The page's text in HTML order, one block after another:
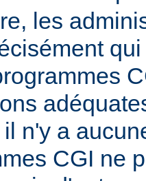
les
n'y a
CGI ne